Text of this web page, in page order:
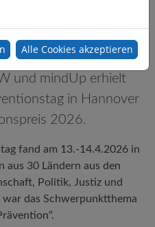
Fake-Online-Shops KI
von der
und mindUp erhielt
in Hannover
2026.
fand am 13.-14.4.2026 in
aus 30 Ländern aus den
Politik, Justiz und
das Schwerpunktthema
Alle Cookies akzeptieren